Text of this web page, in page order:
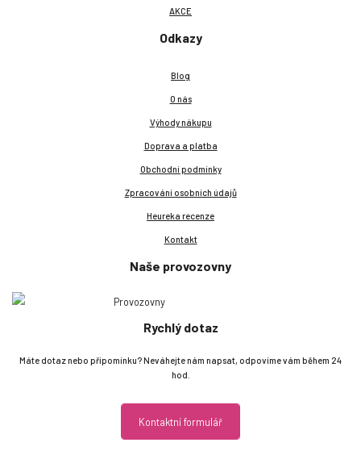
AKCE
Odkazy
Blog
O nás
Výhody nákupu
Doprava a platba
Obchodní podmínky
Zpracování osobních údajů
Heureka recenze
Kontakt
Naše provozovny
Rychlý dotaz
Máte dotaz nebo připomínku? Neváhejte nám napsat, odpovíme vám během 24
hod.
Kontaktní formulář